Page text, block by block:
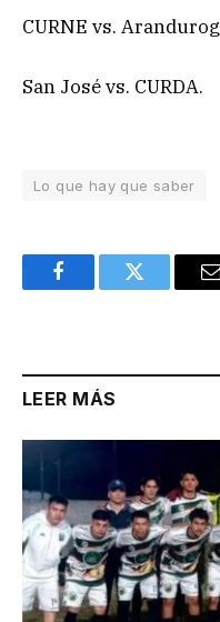
CURNE vs.
San José vs. CURDA.
Lo que hay que saber
FacebookTwitter
LEER MÁS